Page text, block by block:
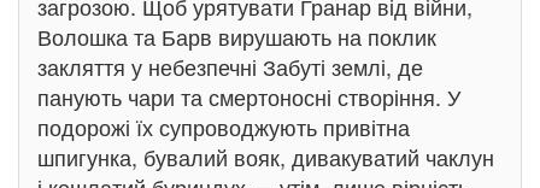
Волошка та Барв вирушають на поклик
закляття у небезпечні Забуті землі, де
панують чари та смертоносні створіння. У
подорожі їх супроводжують привітна
шпигунка, бувалий вояк, дивакуватий чаклун